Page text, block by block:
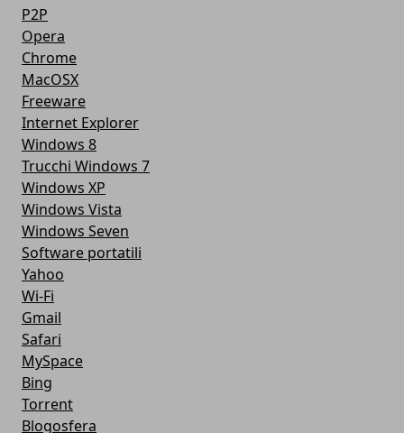
P2P
Opera
Chrome
MacOSX
Freeware
Internet Explorer
Windows 8
Trucchi Windows 7
Windows XP
Windows Vista
Windows Seven
Software portatili
Yahoo
Wi-Fi
Gmail
Safari
MySpace
Bing
Torrent
Blogosfera